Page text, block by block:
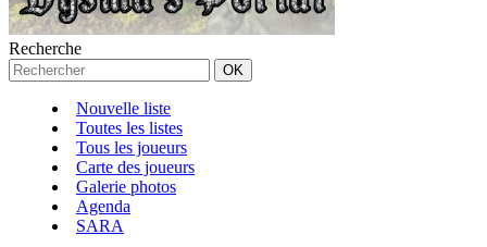
Recherche
Nouvelle liste
Toutes les listes
Tous les joueurs
Carte des joueurs
Galerie photos
Agenda
SARA